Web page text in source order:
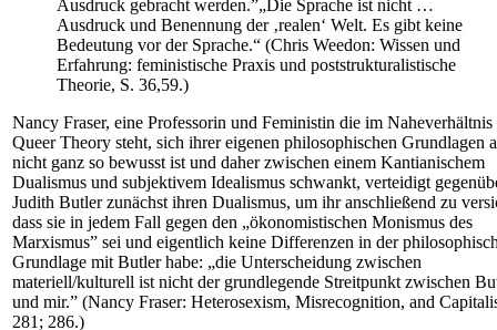
Ausdruck gebracht werden.”„Die Sprache ist nicht …
Ausdruck und Benennung der ‚realen‘ Welt. Es gibt keine
Bedeutung vor der Sprache.“ (Chris Weedon: Wissen und
Erfahrung: feministische Praxis und poststrukturalistische
Theorie, S. 36,59.)
Nancy Fraser, eine Professorin und Feministin die im Naheverhältnis
Queer Theory steht, sich ihrer eigenen philosophischen Grundlagen
nicht ganz so bewusst ist und daher zwischen einem Kantianischem
Dualismus und subjektivem Idealismus schwankt, verteidigt
Judith Butler zunächst ihren Dualismus, um ihr anschließend zu
dass sie in jedem Fall gegen den „ökonomistischen Monismus des
Marxismus” sei und eigentlich keine Differenzen in der
Grundlage mit Butler habe: „die Unterscheidung zwischen
materiell/kulturell ist nicht der grundlegende Streitpunkt zwischen
und mir.” (Nancy Fraser: Heterosexism, Misrecognition, and
281; 286.)